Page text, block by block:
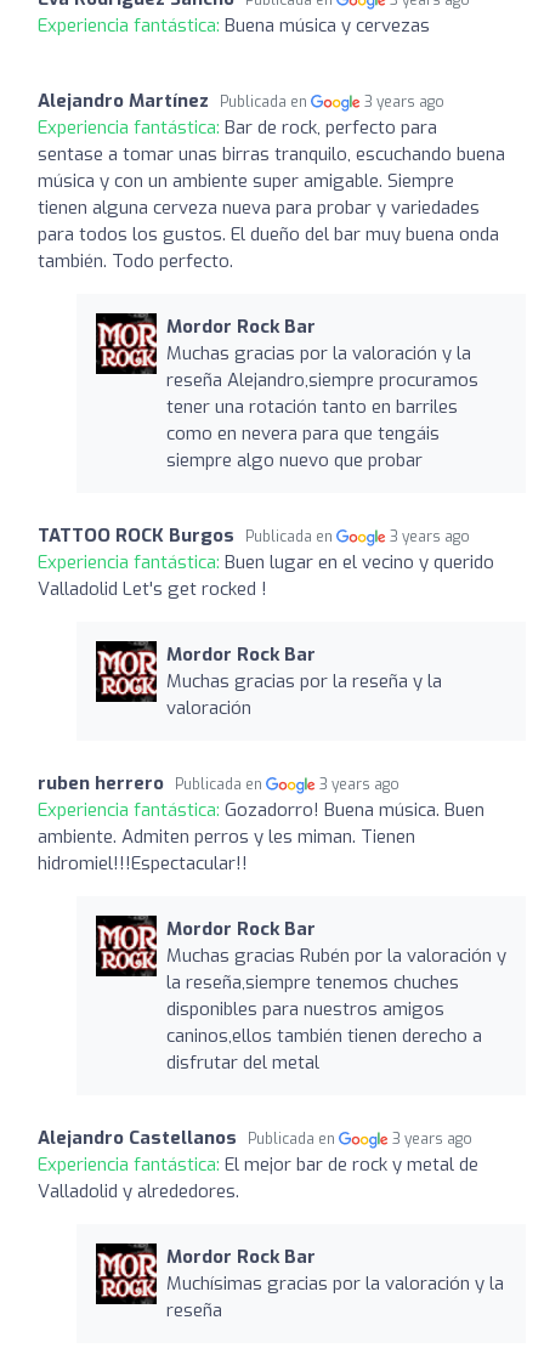
Experiencia fantástica: Buena música y cervezas
Alejandro Martínez Publicada en 3 years ago
Experiencia fantástica: Bar de rock, perfecto para
sentase a tomar unas birras tranquilo, escuchando buena
música y con un ambiente super amigable. Siempre
tienen alguna cerveza nueva para probar y variedades
para todos los gustos. El dueño del bar muy buena onda
también. Todo perfecto.
Mordor Rock Bar
Muchas gracias por la valoración y la
reseña Alejandro,siempre procuramos
tener una rotación tanto en barriles
como en nevera para que tengáis
siempre algo nuevo que probar
TATTOO ROCK Burgos Publicada en 3 years ago
Experiencia fantástica: Buen lugar en el vecino y querido
Valladolid Let's get rocked !
Mordor Rock Bar
Muchas gracias por la reseña y la
valoración
ruben herrero Publicada en 3 years ago
Experiencia fantástica: Gozadorro! Buena música. Buen
ambiente. Admiten perros y les miman. Tienen
hidromiel!!!Espectacular!!
Mordor Rock Bar
Muchas gracias Rubén por la valoración y
la reseña,siempre tenemos chuches
disponibles para nuestros amigos
caninos,ellos también tienen derecho a
disfrutar del metal
Alejandro Castellanos Publicada en 3 years ago
Experiencia fantástica: El mejor bar de rock y metal de
Valladolid y alrededores.
Mordor Rock Bar
Muchísimas gracias por la valoración y la
reseña